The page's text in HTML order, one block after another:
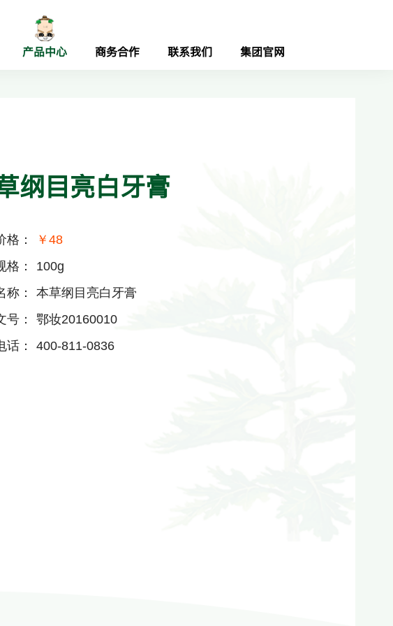
产品中心 商务合作 联系我们 集团官网
纲目亮白牙膏
格：
￥48
格：
100g
称：
本草纲目亮白牙膏
号：
鄂妆20160010
话：
400-811-0836